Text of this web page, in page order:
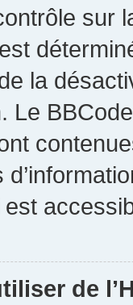
sur
la
Le
est
de